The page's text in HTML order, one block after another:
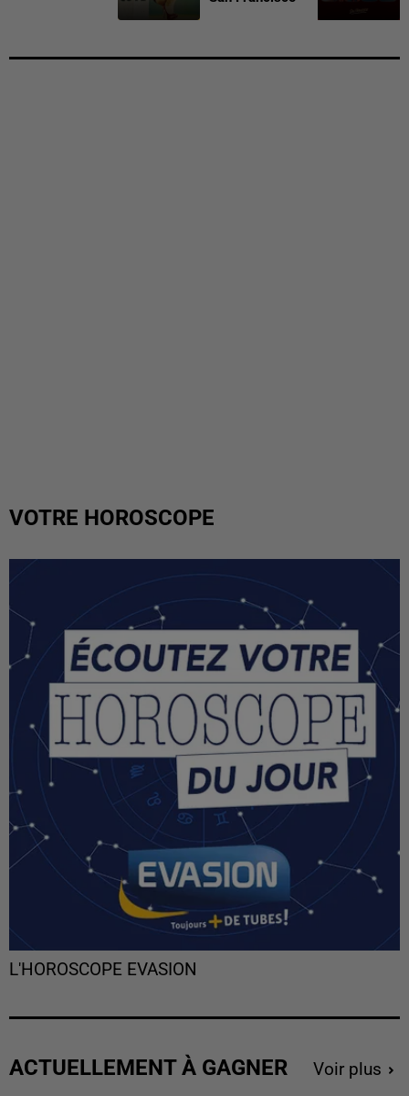
VOTRE HOROSCOPE
L'HOROSCOPE EVASION
ACTUELLEMENT À GAGNER Voir plus